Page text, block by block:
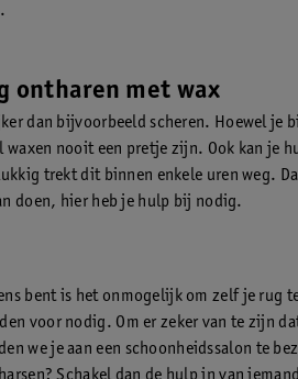
ontharen met wax
dan bijvoorbeeld scheren. Hoewel je
waxen nooit een pretje zijn. Ook kan je
trekt dit binnen enkele uren weg.
doen, hier heb je hulp bij nodig.
bent is het onmogelijk om zelf je rug
voor nodig. Om er zeker van te zijn
we je aan een schoonheidssalon te
Schakel dan de hulp in van